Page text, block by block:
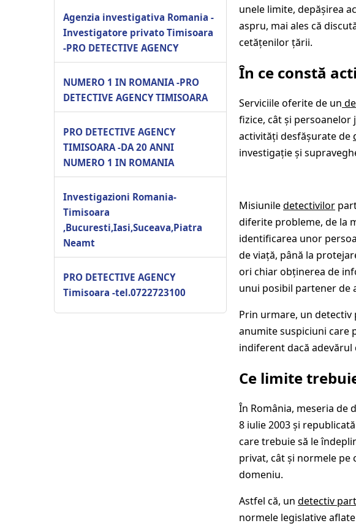
Agenzia investigativa Romania -
Investigatore privato Timisoara
-PRO DETECTIVE AGENCY
NUMERO 1 IN ROMANIA -PRO
DETECTIVE AGENCY TIMISOARA
PRO DETECTIVE AGENCY
TIMISOARA -DA 20 ANNI
NUMERO 1 IN ROMANIA
Investigazioni Romania-
Timisoara
,Bucuresti,Iasi,Suceava,Piatra
Neamt
PRO DETECTIVE AGENCY
Timisoara -tel.0722723100
unele limite, depășirea
aspru, mai ales că
cetățenilor țării.
În ce constă
Serviciile oferite de un
fizice, cât și persoanelor
activități desfășurate de
investigație și
Misiuniledetectivilor
diferite probleme, de la
identificarea unor
de viață, până la
ori chiar obținerea de
unui posibil partener de
Prin urmare, un
anumite suspiciuni care
indiferent dacă
Ce limite
În România, meseria de
8 iulie 2003 și
care trebuie să le
privat, cât și normele pe
domeniu.
Astfel că, un detectiv
normele legislative